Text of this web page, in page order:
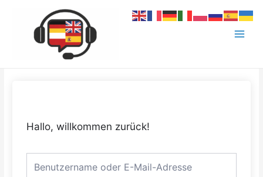
Main
Menu
Hallo, willkommen zurück!